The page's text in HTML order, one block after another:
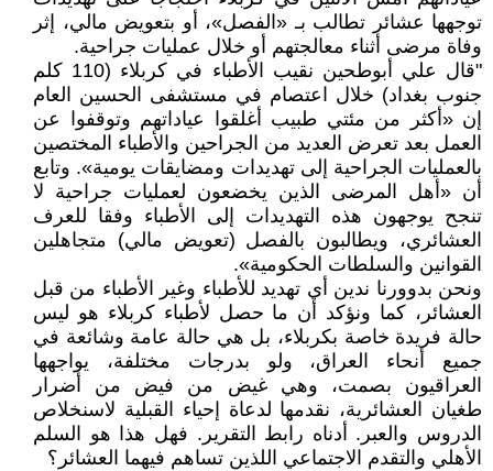
توجهها عشائر تطالب بـ «الفصل»، أو بتعويض مالي، إثر
وفاة مرضى أثناء معالجتهم أو خلال عمليات جراحية.
"قال علي أبوطحين نقيب الأطباء في كربلاء (110 كلم
جنوب بغداد) خلال اعتصام في مستشفى الحسين العام
إن «أكثر من مئتي طبيب أغلقوا عياداتهم وتوقفوا عن
العمل بعد تعرض العديد من الجراحين والأطباء المختصين
بالعمليات الجراحية إلى تهديدات ومضايقات يومية». وتابع
أن «أهل المرضى الذين يخضعون لعمليات جراحية لا
تنجح يوجهون هذه التهديدات إلى الأطباء وفقا للعرف
العشائري، ويطالبون بالفصل (تعويض مالي) متجاهلين
القوانين والسلطات الحكومية».
ونحن بدوورنا ندين أي تهديد للأطباء وغير الأطباء من قبل
العشائر، كما ونؤكد أن ما حصل لأطباء كربلاء هو ليس
حالة فريدة خاصة بكربلاء، بل هي حالة عامة وشائعة في
جميع أنحاء العراق، ولو بدرجات مختلفة، يواجهها
العراقيون بصمت، وهي غيض من فيض من أضرار
طغيان العشائرية، نقدمها لدعاة إحياء القبلية لاسنخلاص
الدروس والعبر. أدناه رابط التقرير. فهل هذا هو السلم
الأهلي والتقدم الاجتماعي اللذين تساهم فيهما العشائر؟